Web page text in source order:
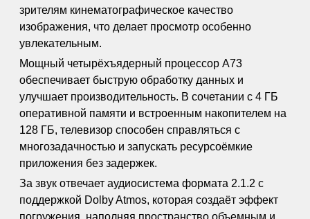
зрителям кинематографическое качество
изображения, что делает просмотр особенно
увлекательным.
Мощный четырёхъядерный процессор A73
обеспечивает быструю обработку данных и
улучшает производительность. В сочетании с 4 ГБ
оперативной памяти и встроенным накопителем на
128 ГБ, телевизор способен справляться с
многозадачностью и запускать ресурсоёмкие
приложения без задержек.
За звук отвечает аудиосистема формата 2.1.2 с
поддержкой Dolby Atmos, которая создаёт эффект
погружения, наполняя пространство объемным и